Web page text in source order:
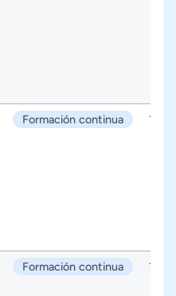
Formación continua 17/
Formación continua 17/